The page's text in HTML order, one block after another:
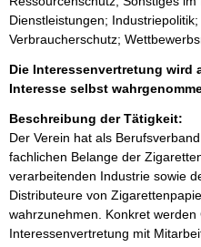
Dienstleistungen;
Verbraucherschutz;
Die Interessenvertretung wird
Interesse selbst
Beschreibung der Tätigkeit:
Der Verein hat als
fachlichen Belange der
verarbeitenden Industrie sowie
Distributeure von
wahrzunehmen. Konkret
Interessenvertretung mit